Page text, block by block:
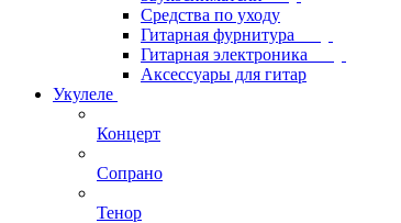
Средства по уходу
Гитарная фурнитура
Гитарная электроника
Аксессуары для гитар
Укулеле
Концерт
Сопрано
Тенор